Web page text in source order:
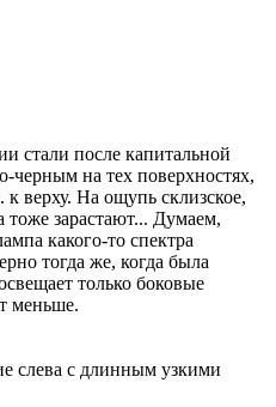
стали после капитальной
черным на тех поверхностях,
к верху. На ощупь склизское,
тоже зарастают... Думаем,
какого-то спектра
тогда же, когда была
только боковые
меньше.
слева с длинным узкими